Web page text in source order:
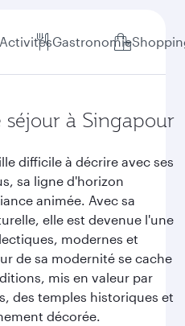
ActivitésGastronomie
séjour à Singapour
difficile à décrire avec ses
sa ligne d'horizon
animée. Avec sa
elle est devenue l'une
modernes et
de sa modernité se cache
mis en valeur par
des temples historiques et
décorée.